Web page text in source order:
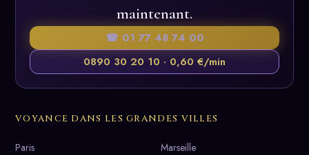
maintenant.
☎ 01 77 48 74 00
0890 30 20 10 · 0,60 €/min
VOYANCE DANS LES GRANDES VILLES
Paris Marseille